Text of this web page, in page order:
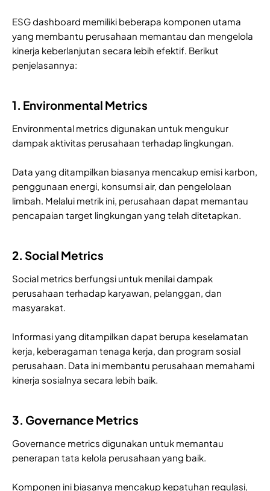
ESG dashboard memiliki beberapa komponen utama
yang membantu perusahaan memantau dan mengelola
kinerja keberlanjutan secara lebih efektif. Berikut
penjelasannya:
1. Environmental Metrics
Environmental metrics digunakan untuk mengukur
dampak aktivitas perusahaan terhadap lingkungan.
Data yang ditampilkan biasanya mencakup emisi karbon,
penggunaan energi, konsumsi air, dan pengelolaan
limbah. Melalui metrik ini, perusahaan dapat memantau
pencapaian target lingkungan yang telah ditetapkan.
2. Social Metrics
Social metrics berfungsi untuk menilai dampak
perusahaan terhadap karyawan, pelanggan, dan
masyarakat.
Informasi yang ditampilkan dapat berupa keselamatan
kerja, keberagaman tenaga kerja, dan program sosial
perusahaan. Data ini membantu perusahaan memahami
kinerja sosialnya secara lebih baik.
3. Governance Metrics
Governance metrics digunakan untuk memantau
penerapan tata kelola perusahaan yang baik.
Komponen ini biasanya mencakup kepatuhan regulasi,